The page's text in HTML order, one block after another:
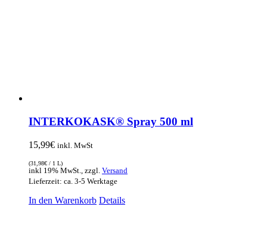
INTERKOKASK® Spray 500 ml
15,99€ inkl. MwSt
(31,98€ / 1 L)
inkl 19% MwSt., zzgl. Versand
Lieferzeit: ca. 3-5 Werktage
In den Warenkorb Details